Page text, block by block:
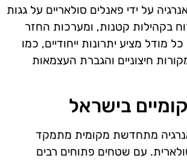
על ידי פאנלים סולאריים על גגות
בקהילות קטנות, ומערכות החזר
מודל מציע יתרונות ייחודיים, כמו
חיצוניים והגברת העצמאות
בישראל
מתחדשת מקומית מתמקד
עם שטחים פתוחים רבים